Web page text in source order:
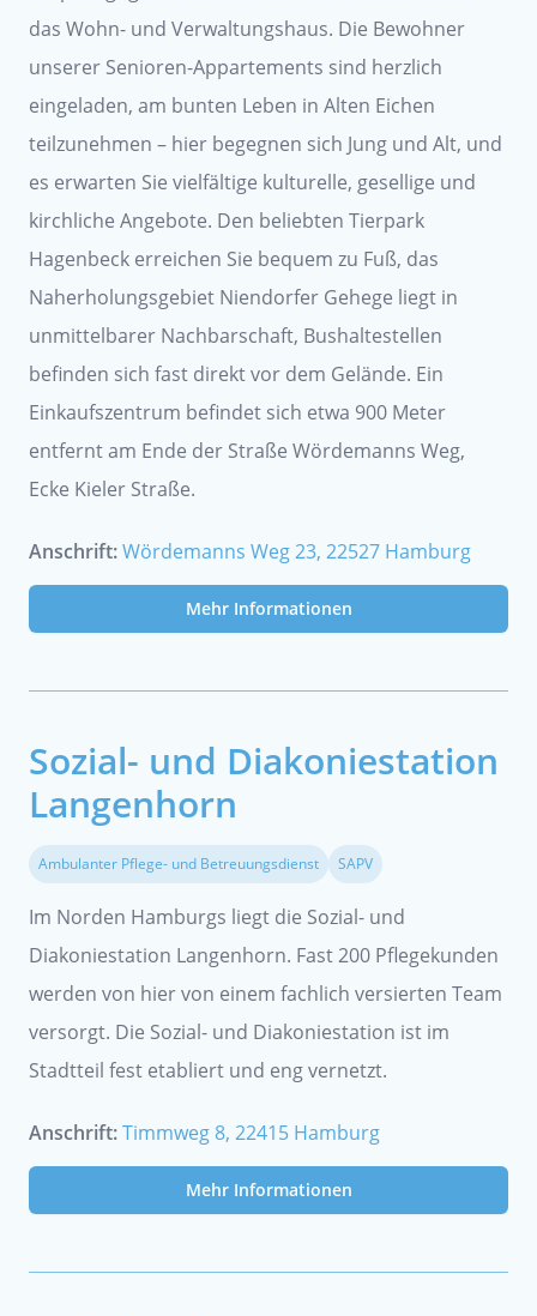
das Wohn- und Verwaltungshaus. Die Bewohner
unserer Senioren-Appartements sind herzlich
eingeladen, am bunten Leben in Alten Eichen
teilzunehmen – hier begegnen sich Jung und Alt, und
es erwarten Sie vielfältige kulturelle, gesellige und
kirchliche Angebote. Den beliebten Tierpark
Hagenbeck erreichen Sie bequem zu Fuß, das
Naherholungsgebiet Niendorfer Gehege liegt in
unmittelbarer Nachbarschaft, Bushaltestellen
befinden sich fast direkt vor dem Gelände. Ein
Einkaufszentrum befindet sich etwa 900 Meter
entfernt am Ende der Straße Wördemanns Weg,
Ecke Kieler Straße.
Anschrift:Wördemanns Weg 23, 22527 Hamburg
Mehr Informationen
Sozial- und Diakoniestation
Langenhorn
Ambulanter Pflege- und Betreuungsdienst SAPV
Im Norden Hamburgs liegt die Sozial- und
Diakoniestation Langenhorn. Fast 200 Pflegekunden
werden von hier von einem fachlich versierten Team
versorgt. Die Sozial- und Diakoniestation ist im
Stadtteil fest etabliert und eng vernetzt.
Anschrift:Timmweg 8, 22415 Hamburg
Mehr Informationen